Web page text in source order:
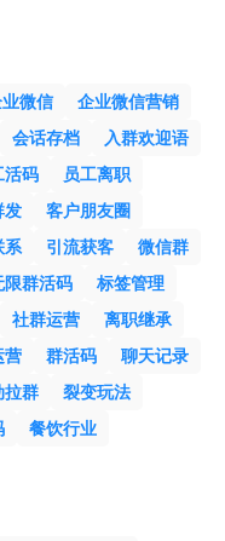
微信
企业微信营销
会话存档
入群欢迎语
活码
员工离职
发
客户朋友圈
系 引流获客
微信群
限群活码
标签管理
社群运营
离职继承
营 群活码
聊天记录
拉群
裂变玩法
餐饮行业